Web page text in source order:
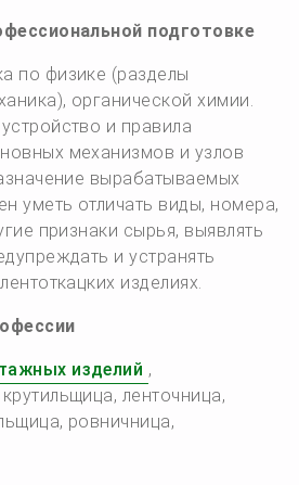
подготовке
по физике (разделы
органической химии.
и правила
меха­низмов и узлов
вырабатываемых
уметь отличать виды, номера,
признаки сырья, выявлять
и устранять
изделиях.
изделий ,
ленточница,
ровничница,